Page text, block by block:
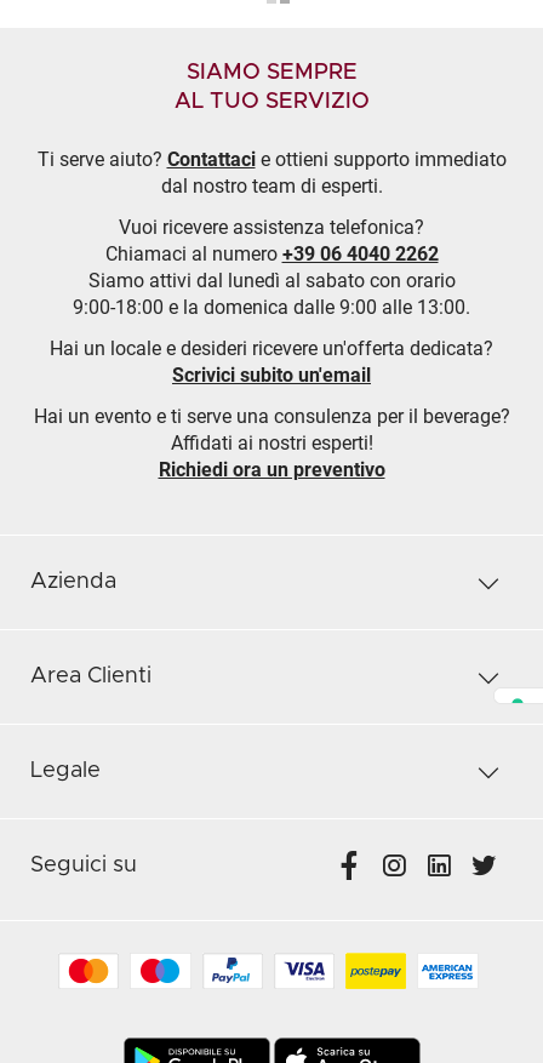
SIAMO SEMPRE
AL TUO SERVIZIO
Ti serve aiuto? Contattacie ottieni supporto immediato
dal nostro team di esperti.
Vuoi ricevere assistenza telefonica?
Chiamaci al numero +39 06 4040 2262
Siamo attivi dal lunedì al sabato con orario
9:00-18:00 e la domenica dalle 9:00 alle 13:00.
Hai un locale e desideri ricevere un'offerta dedicata?
Scrivici subito un'email
Hai un evento e ti serve una consulenza per il beverage?
Affidati ai nostri esperti!
Richiedi ora un preventivo
Azienda
Area Clienti
Legale
Seguici su